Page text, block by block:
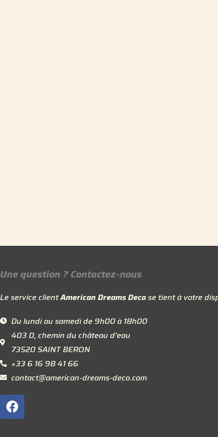
Une question ? Contactez-nous
Le service clientAmerican Dreams Decose tient à votre
Du lundi au samedi de 9h00 à 18h00
403 D, chemin du château d’eau
73520 SAINT BERON
+33 6 16 98 41 66
contact@american-dreams-deco.com
F
a
c